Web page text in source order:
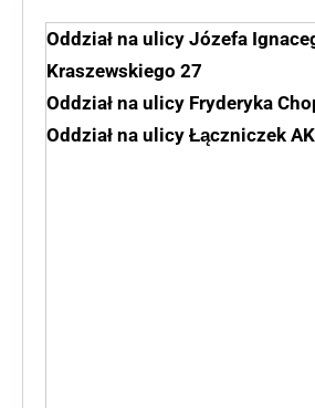
Oddział na ulicy Józefa
Kraszewskiego 27
Oddział na ulicy Fryderyka
Oddział na ulicy Łączniczek